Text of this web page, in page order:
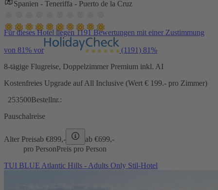
Spanien - Teneriffa - Puerto de la Cruz
Für dieses Hotel liegen 1191 Bewertungen mit einer Zustimmung
von 81% vor (1191) 81%
8-tägige Flugreise, Doppelzimmer Premium inkl. AI
Kostenfreies Upgrade auf All Inclusive (Wert € 199.- pro Zimmer)
253500Bestellnr.:
Pauschalreise
Alter Preisab €899,- ab €699,-
pro PersonPreis pro Person
TUI BLUE Atlantic Hills - Adults Only Stil-Hotel